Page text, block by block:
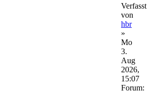
Verfasst
von
hbr
»
Mo
3.
Aug
2026,
15:07
Forum: